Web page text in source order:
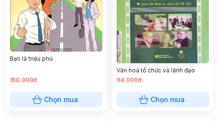
Bạn là triệu phú
150.000đ
Chọn mua
Văn hoá tổ chức và lãnh đạo
94.000đ
Chọn mua